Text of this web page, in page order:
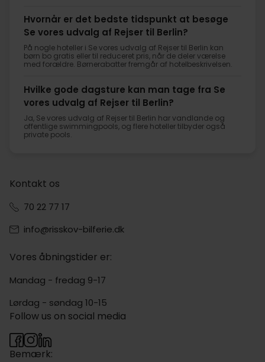
Hvornår er det bedste tidspunkt at besøge
Se vores udvalg af Rejser til Berlin?
På nogle hoteller i Se vores udvalg af Rejser til Berlin kan
børn bo gratis eller til reduceret pris, når de deler værelse
med forældre. Børnerabatter fremgår af hotelbeskrivelsen.
Hvilke gode dagsture kan man tage fra Se
vores udvalg af Rejser til Berlin?
Ja, Se vores udvalg af Rejser til Berlin har vandlande og
offentlige swimmingpools, og flere hoteller tilbyder også
private pools.
Kontakt os
70 22 77 17
info@risskov-bilferie.dk
Vores åbningstider er:
Mandag - fredag 9-17
Lørdag - søndag 10-15
Bemærk:
Follow us on social media